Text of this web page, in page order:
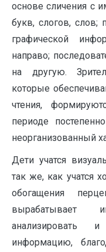
основе сличения с
букв, слогов, слов;
графической
направо;
на другую.
которые
чтения,
периоде
неорганизованный
Дети учатся
так же, как учатся
обогащения
вырабатывает
анализировать и
информацию,